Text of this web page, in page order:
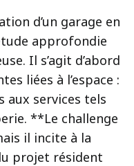
d’un garage en
approfondie
Il s’agit d’abord
liées à l’espace :
aux services tels
**Le challenge
il incite à la
projet résident